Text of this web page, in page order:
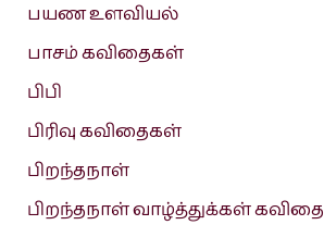
பயண உளவியல்
பாசம் கவிதைகள்
பிபி
பிரிவு கவிதைகள்
பிறந்தநாள்
பிறந்தநாள் வாழ்த்துக்கள் கவிதை